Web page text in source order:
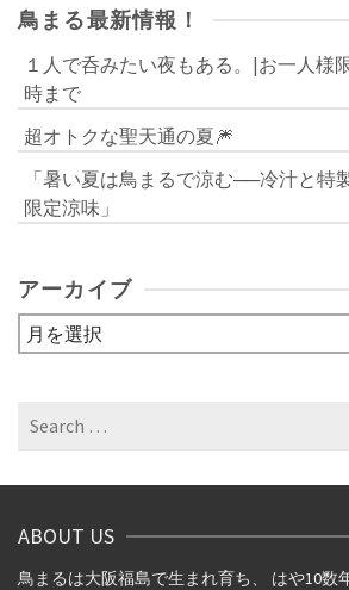
鳥まる最新情報！
１人で呑みたい夜もある。|お一人様
時まで
超オトクな聖天通の夏🎆
「暑い夏は鳥まるで涼む──冷汁と特
限定涼味」
アーカイブ
ア
ー
Search
ABOUT US
鳥まるは大阪福島で生まれ育ち、 はや10数